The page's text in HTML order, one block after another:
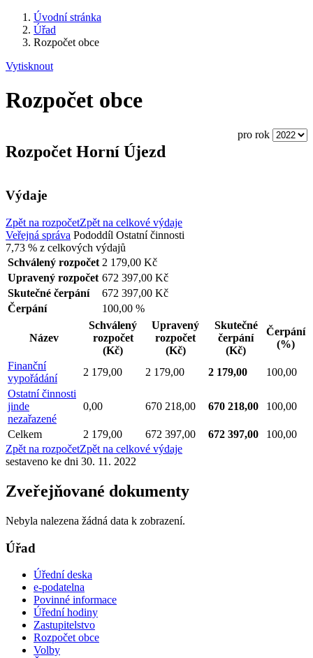
Úvodní stránka
Úřad
Rozpočet obce
Vytisknout
Rozpočet obce
pro rok
Rozpočet Horní Újezd
Výdaje
Zpět na rozpočetZpět na celkové výdaje
Veřejná správa Pododdíl Ostatní činnosti
7,73 % z celkových výdajů
Schválený rozpočet 2 179,00 Kč
Upravený rozpočet 672 397,00 Kč
Skutečné čerpání
672 397,00 Kč
Čerpání
100,00 %
Název
Schválený
rozpočet
(Kč)
Upravený
rozpočet
(Kč)
Skutečné
čerpání
(Kč)
Čerpání
(%)
Finanční
vypořádání
2 179,00 2 179,00 2 179,00
100,00
Ostatní činnosti
jinde
nezařazené
0,00 670 218,00 670 218,00 100,00
Celkem 2 179,00 672 397,00 672 397,00
100,00
Zpět na rozpočetZpět na celkové výdaje
sestaveno ke dni 30. 11. 2022
Zveřejňované dokumenty
Nebyla nalezena žádná data k zobrazení.
Úřad
Úřední deska
e-podatelna
Povinné informace
Úřední hodiny
Zastupitelstvo
Rozpočet obce
Volby